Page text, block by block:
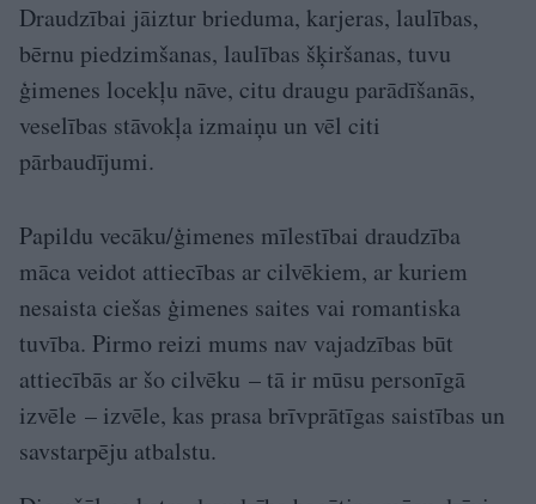
Draudzībai jāiztur brieduma, karjeras, laulības,
bērnu piedzimšanas, laulības šķiršanas, tuvu
ģimenes locekļu nāve, citu draugu parādīšanās,
veselības stāvokļa izmaiņu un vēl citi
pārbaudījumi.
Papildu vecāku/ģimenes mīlestībai draudzība
māca veidot attiecības ar cilvēkiem, ar kuriem
nesaista ciešas ģimenes saites vai romantiska
tuvība. Pirmo reizi mums nav vajadzības būt
attiecībās ar šo cilvēku – tā ir mūsu personīgā
izvēle – izvēle, kas prasa brīvprātīgas saistības un
savstarpēju atbalstu.